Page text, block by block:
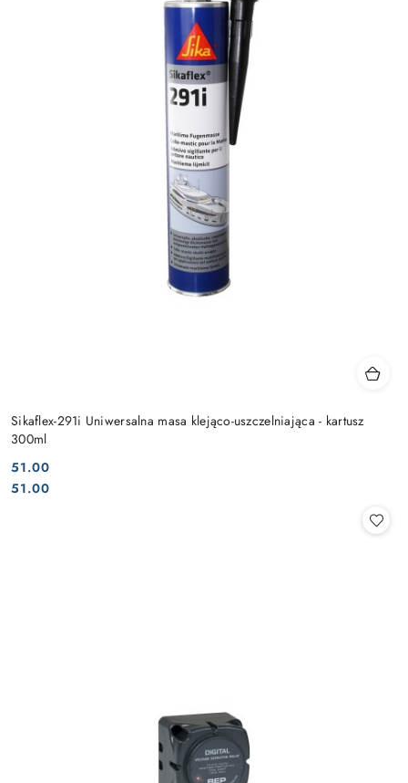
Sikaflex-291i Uniwersalna masa klejąco-uszczelniająca - kartusz
300ml
Cena:
51.00
Cena:
51.00